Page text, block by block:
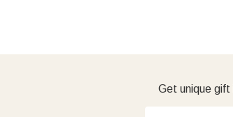
Get unique gift